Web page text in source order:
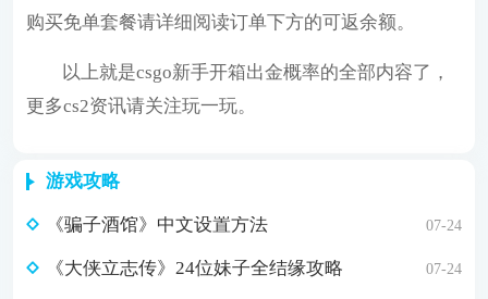
购买免单套餐请详细阅读订单下方的可返余额。
以上就是csgo新手开箱出金概率的全部内容了，
更多cs2资讯请关注玩一玩。
游戏攻略
《骗子酒馆》中文设置方法 07-24
《大侠立志传》24位妹子全结缘攻略 07-24